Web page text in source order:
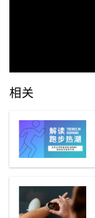
相关